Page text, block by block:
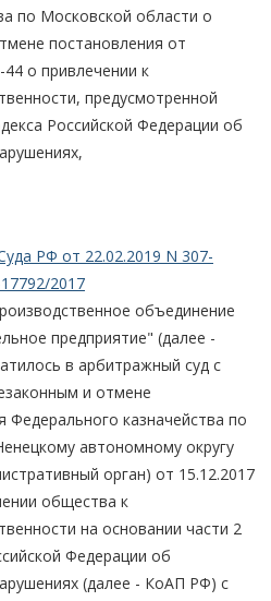
по Московской области о
постановления от
о привлечении к
предусмотренной
Российской Федерации об
РФ от 22.02.2019 N 307-
2017
объединение
предприятие" (далее -
в арбитражный суд с
и отмене
Федерального казначейства по
автономному округу
орган) от 15.12.2017
общества к
на основании части 2
Федерации об
(далее - КоАП РФ) с